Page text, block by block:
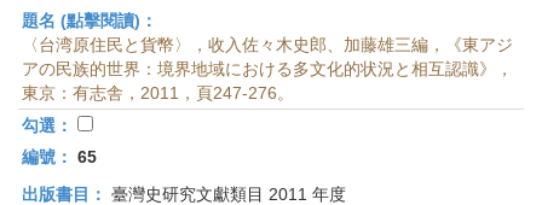
題名 (點擊閱讀)：
〈台湾原住民と貨幣〉，收入佐々木史郎、加藤雄三編，《東アジ
アの民族的世界：境界地域における多文化的状況と相互認識》，
東京：有志舎，2011，頁247-276。
勾選：
編號： 65
出版書目： 臺灣史研究文獻類目 2011 年度